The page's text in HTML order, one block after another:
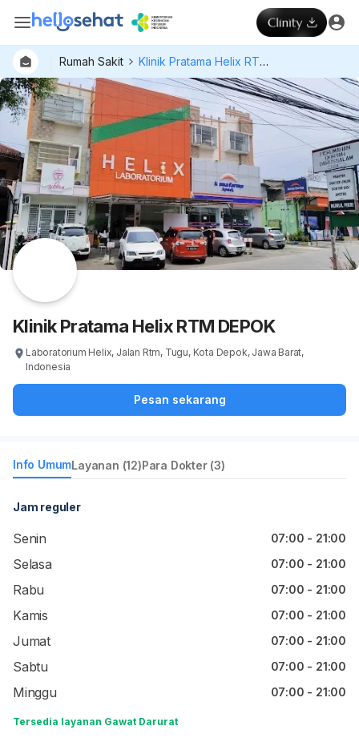
Rumah Sakit Klinik Pratama Helix RTM DEPOK
Klinik Pratama Helix RTM DEPOK
Laboratorium Helix, Jalan Rtm, Tugu, Kota Depok, Jawa Barat,
Indonesia
Pesan sekarang
Info UmumLayanan (12)Para Dokter (3)
Jam reguler
Senin 07:00 - 21:00
Selasa 07:00 - 21:00
Rabu 07:00 - 21:00
Kamis 07:00 - 21:00
Jumat 07:00 - 21:00
Sabtu 07:00 - 21:00
Minggu 07:00 - 21:00
Tersedia layanan Gawat Darurat
Hospital